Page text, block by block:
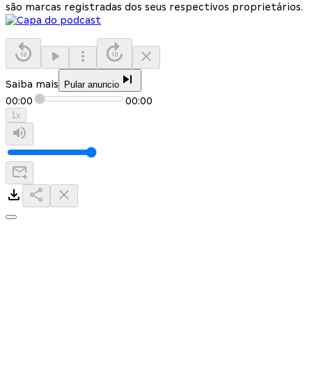
são marcas registradas dos seus respectivos proprietários.
Saiba mais Pular anuncio
00:00 00:00
1x